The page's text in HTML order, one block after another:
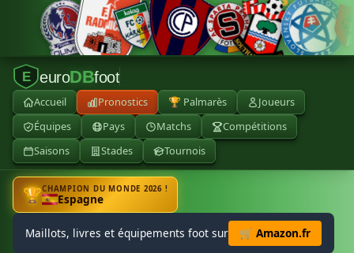
E euroDBfoot
Accueil Pronostics 🏆 Palmarès
Joueurs
Équipes
Pays Matchs
Compétitions
Saisons
Stades Tournois
🏆CHAMPION DU MONDE 2026 !
Espagne
Maillots, livres et équipements foot sur 🛒 Amazon.fr